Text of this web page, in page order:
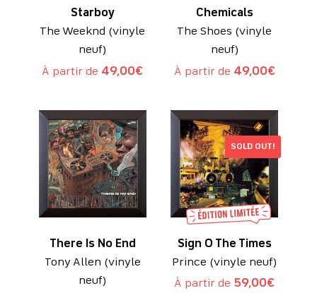
Starboy
The Weeknd (vinyle
neuf)
À partir de 49,00€
Chemicals
The Shoes (vinyle
neuf)
À partir de 49,00€
There Is No End
Tony Allen (vinyle
neuf)
SOLD OUT!
Sign O The Times
Prince (vinyle neuf)
À partir de 59,00€